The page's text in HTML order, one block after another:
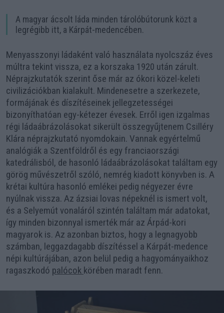
A magyar ácsolt láda minden tárolóbútorunk közt a
legrégibb itt, a Kárpát-medencében.
Menyasszonyi ládaként való használata nyolcszáz éves
múltra tekint vissza, ez a korszaka 1920 után zárult.
Néprajzkutatók szerint őse már az ókori közel-keleti
civilizációkban kialakult. Mindenesetre a szerkezete,
formájának és díszítéseinek jellegzetességei
bizonyíthatóan egy-kétezer évesek. Erről igen izgalmas
régi ládaábrázolásokat sikerült összegyűjtenem Csilléry
Klára néprajzkutató nyomdokain. Vannak egyértelmű
analógiák a Szentföldről és egy franciaországi
katedrálisból, de hasonló ládaábrázolásokat találtam egy
görög művészetről szóló, nemrég kiadott könyvben is. A
krétai kultúra hasonló emlékei pedig négyezer évre
nyúlnak vissza. Az ázsiai lovas népeknél is ismert volt,
és a Selyemút vonaláról szintén találtam már adatokat,
így minden bizonnyal ismerték már az Árpád-kori
magyarok is. Az azonban biztos, hogy a legnagyobb
számban, leggazdagabb díszítéssel a Kárpát-medence
népi kultúrájában, azon belül pedig a hagyományaikhoz
ragaszkodó palócok körében maradt fenn.